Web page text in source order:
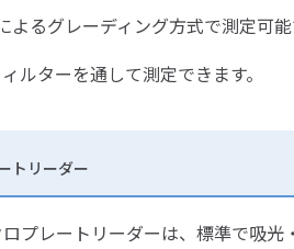
るグレーディング方式で測定可能
ルターを通して測定できます。
トリーダー
ートリーダーは、標準で吸光